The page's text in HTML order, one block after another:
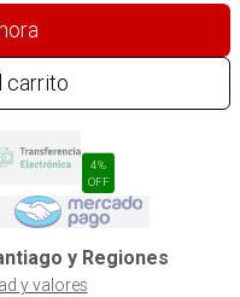
carrito
4%
OFF
y Regiones
y valores